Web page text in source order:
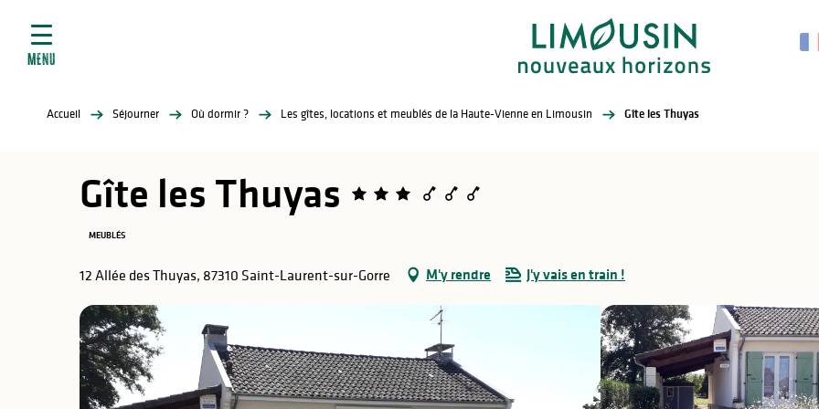
contenu
MENU
Accueil Séjourner Où dormir ? Les gîtes, locations et meublés de la Haute-Vienne en Limousin Gîte les Thuyas
Gîte les Thuyas
MEUBLÉS
12 Allée des Thuyas, 87310 Saint-Laurent-sur-Gorre M'y rendre J'y vais en train !